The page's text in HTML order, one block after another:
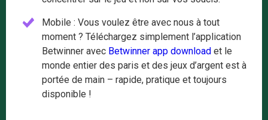
Mobile : Vous voulez être avec nous à tout
moment ? Téléchargez simplement l’application
Betwinner avec Betwinner app download et le
monde entier des paris et des jeux d’argent est à
portée de main – rapide, pratique et toujours
disponible !